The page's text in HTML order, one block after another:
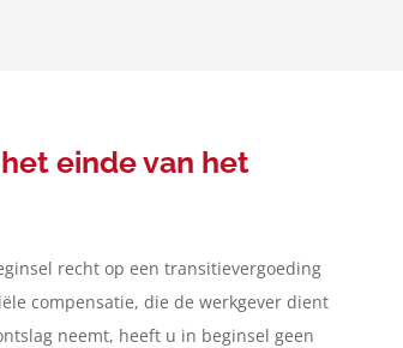
einde van het
recht op een transitievergoeding
compensatie, die de werkgever dient
neemt, heeft u in beginsel geen